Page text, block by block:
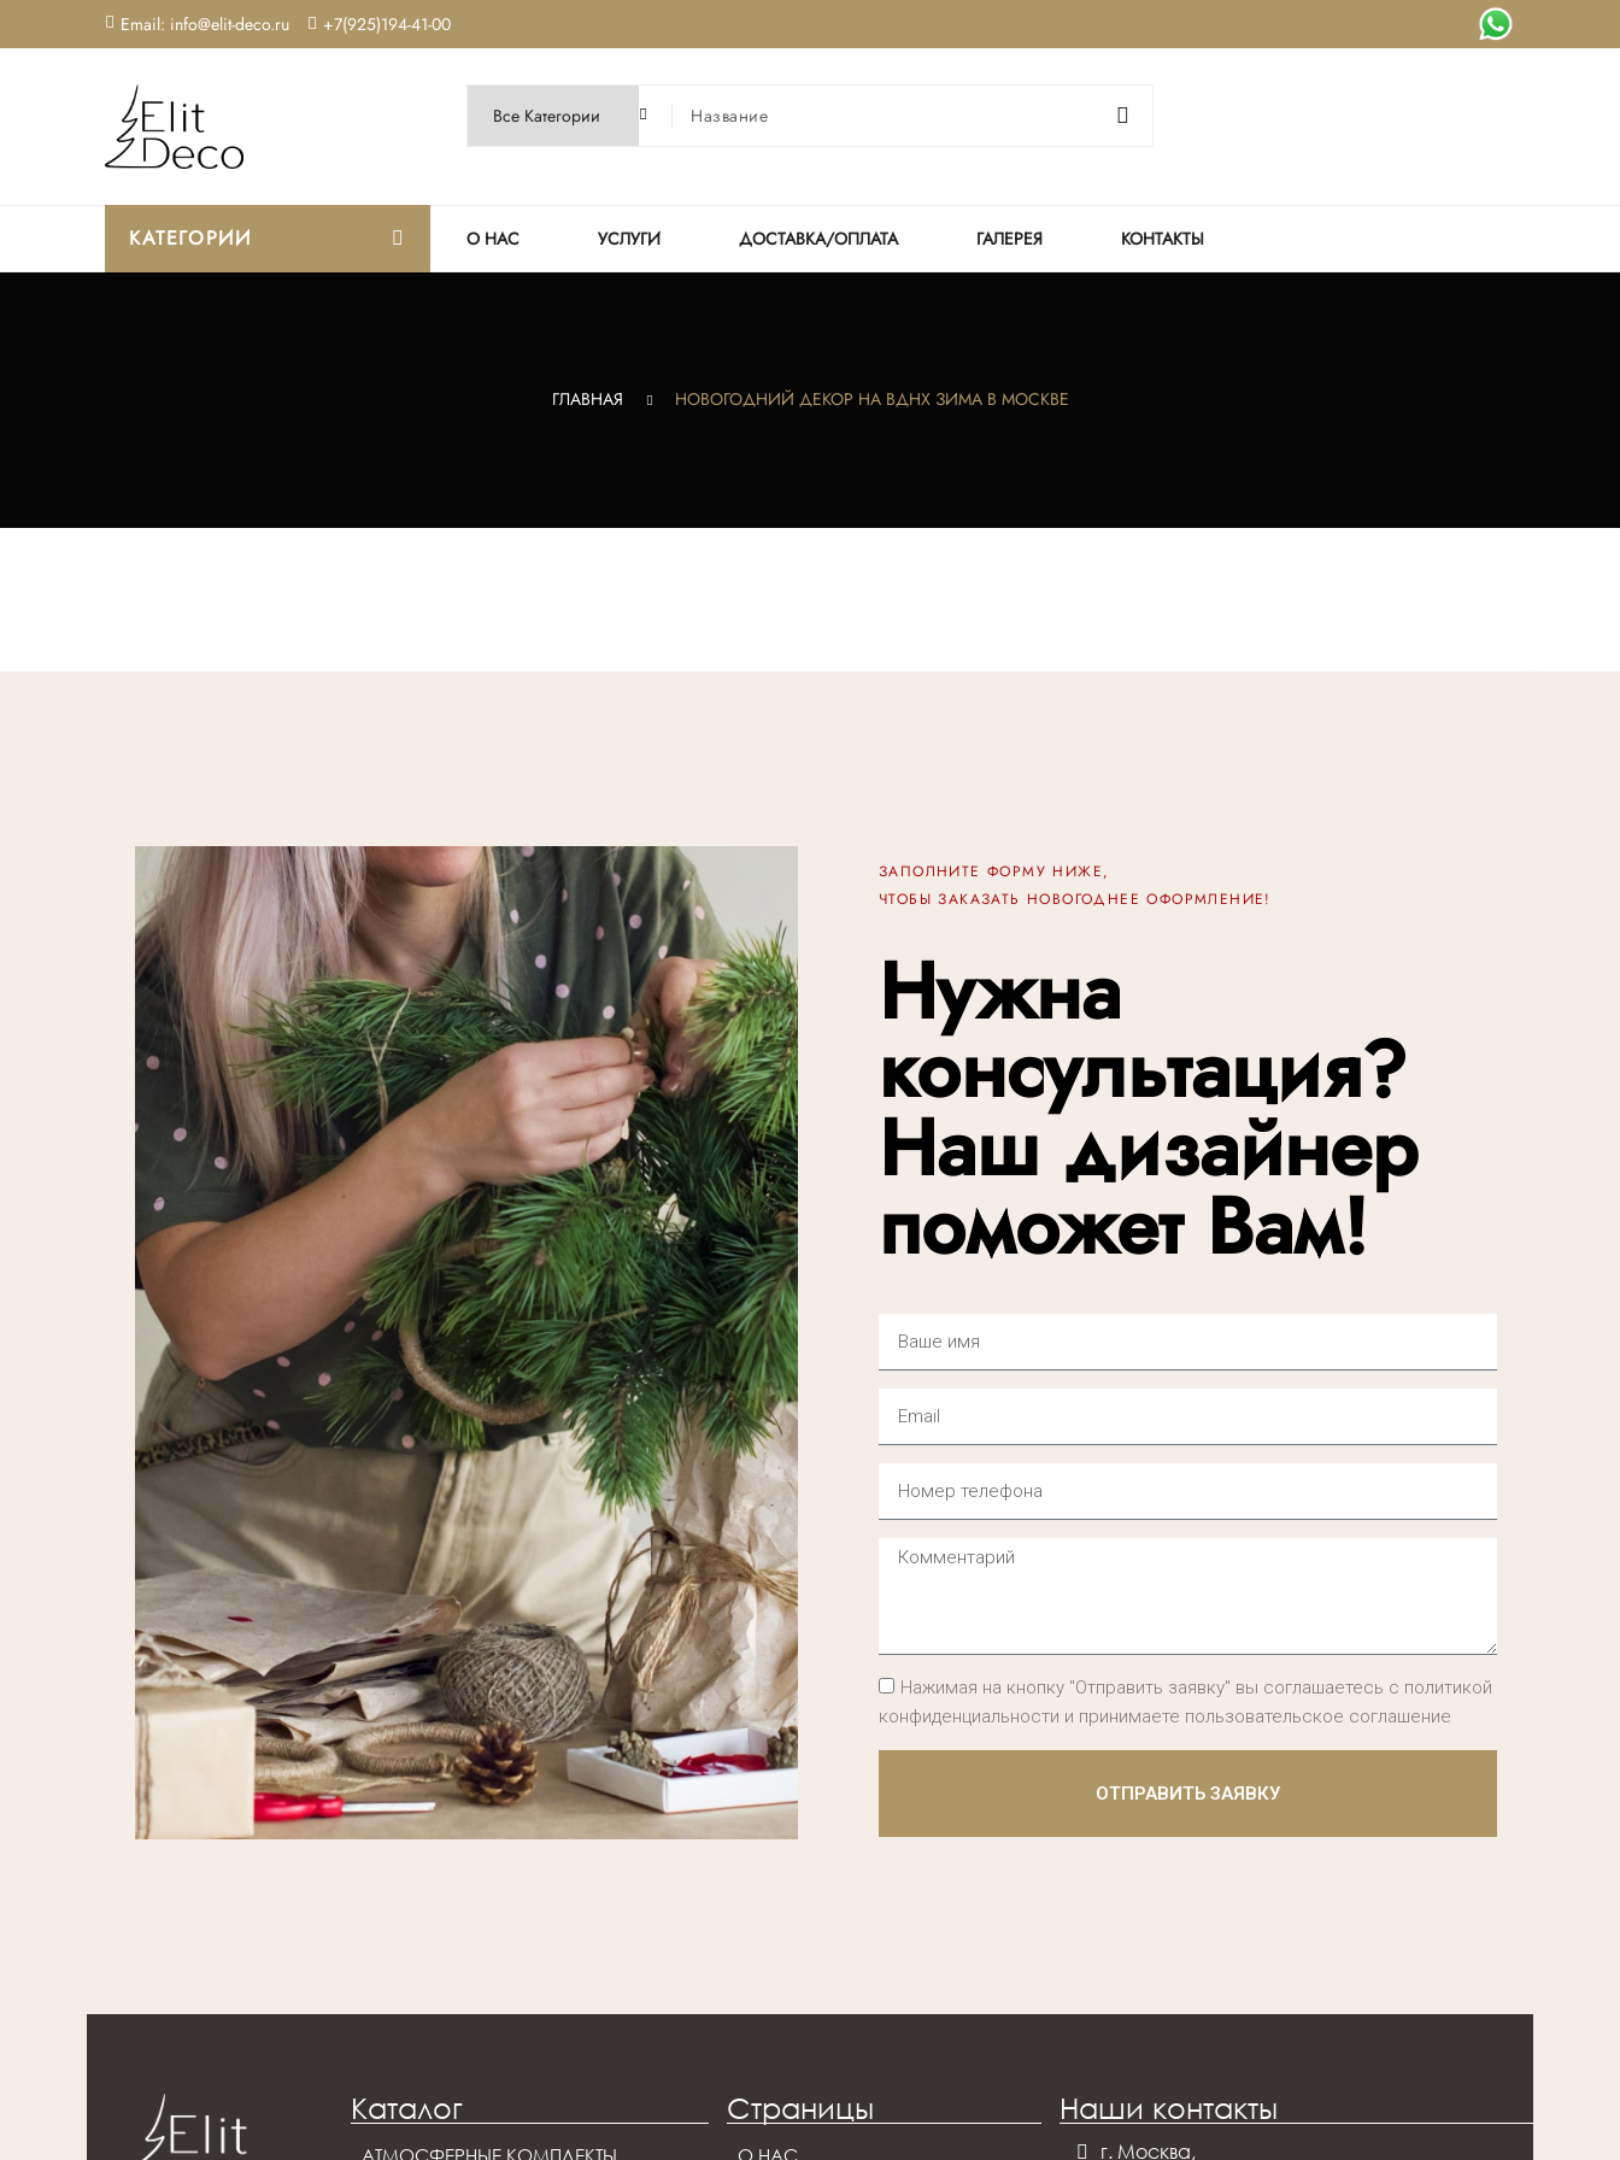
Email: info@elit-deco.ru +7(925)194-41-00
КАТЕГОРИИ О НАС УСЛУГИ ДОСТАВКА/ОПЛАТА ГАЛЕРЕЯ КОНТАКТЫ
ГЛАВНАЯ НОВОГОДНИЙ ДЕКОР НА ВДНХ ЗИМА В МОСКВЕ
ЗАПОЛНИТЕ ФОРМУ НИЖЕ,
ЧТОБЫ ЗАКАЗАТЬ НОВОГОДНЕЕ ОФОРМЛЕНИЕ!
Нужна
консультация?
Наш дизайнер
поможет Вам!
Нажимая на кнопку "Отправить заявку" вы соглашаетесь с политикой
конфиденциальности и принимаете пользовательское соглашение
ОТПРАВИТЬ ЗАЯВКУ
Каталог Страницы Наши контакты
г. Москва,